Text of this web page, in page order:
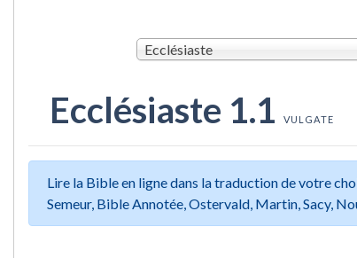
Ecclésiaste
Ecclésiaste 1.1 VULGATE
Lire la Bible en ligne dans la traduction de votre
Semeur, Bible Annotée, Ostervald, Martin, Sacy,